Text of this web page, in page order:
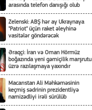
arasında telefon danışığı olub
Zelenski: ABŞ hər ay Ukraynaya
"Patriot" üçün raket əleyhinə
vasitələr göndərəcək
Əraqçi: İran və Oman Hörmüz
boğazında yeni gəmiçilik marşrutu
üzrə razılaşmaya yaxındır
Macarıstan Ali Məhkəməsinin
keçmiş sədrinin prezidentliyə
namizədliyi irəli sürülüb